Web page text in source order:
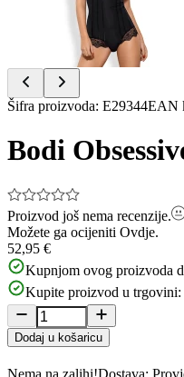
Item
of
Šifra proizvoda: E29344EAN
Bodi
Proizvod još nema recenzije.
Možete ga ocijeniti Ovdje.
52,95 €
Kupnjom ovog proizvoda
Kupite proizvod u trgovini:
Dodaj u košaricu
Nema na zalihi!Dostava: